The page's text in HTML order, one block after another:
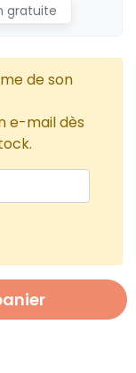
gratuite
de son
e-mail dès